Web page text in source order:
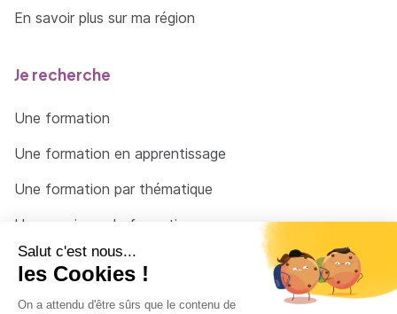
En savoir plus sur ma région
Je recherche
Une formation
Une formation en apprentissage
Une formation par thématique
Un organisme de formation
Un conseiller
Une solution pour raccrocher